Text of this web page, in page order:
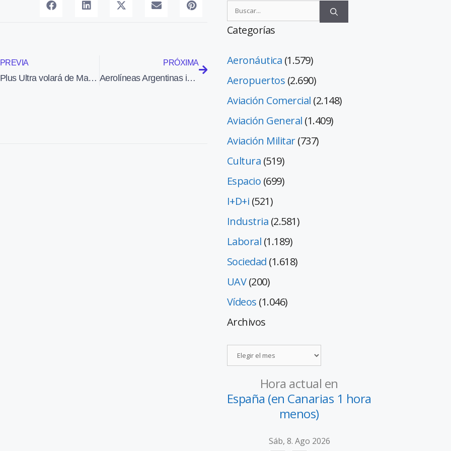
PREVIA
Plus Ultra volará de Madrid a Buenos Aires a partir de mayo de 2026
PRÓXIMA
Aerolíneas Argentinas incorpora un nuevo Boeing 737 MAX
Categorías
Aeronáutica (1.579)
Aeropuertos (2.690)
Aviación Comercial (2.148)
Aviación General (1.409)
Aviación Militar(737)
Cultura (519)
Espacio (699)
I+D+i (521)
Industria (2.581)
Laboral (1.189)
Sociedad (1.618)
UAV(200)
Vídeos (1.046)
Archivos
Hora actual en
España (en Canarias 1 hora
menos)